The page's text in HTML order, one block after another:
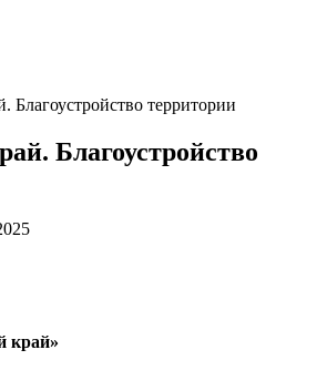
Благоустройство территории
Благоустройство
край»